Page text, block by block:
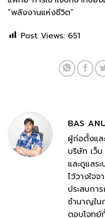
“พลังงานแห่งชีวิต”
Post Views: 651
BAS
ผู้ก่อตั้งแล
บริษัท เว็
และดูแลร
ไว้วางใจ
ประสบกา
ชำนาญใน
ตอบโจทย์